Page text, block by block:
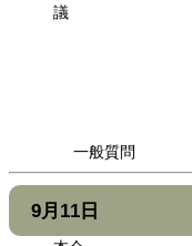
一般質問
9月11日